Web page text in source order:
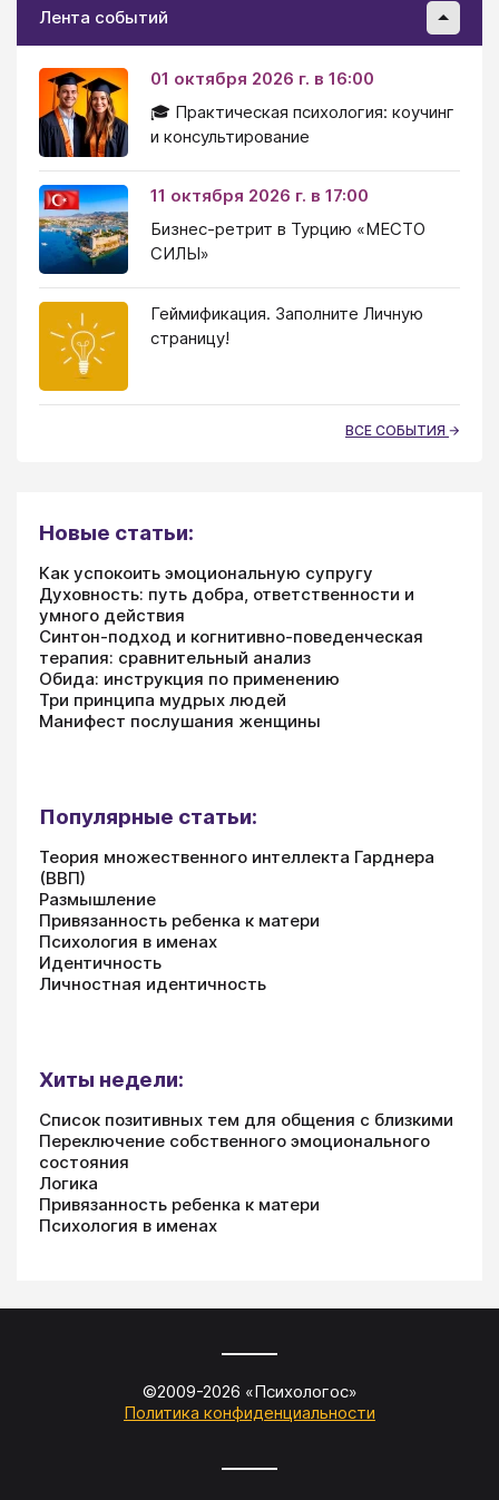
Лента событий
01 октября 2026 г. в 16:00
🎓 Практическая психология: коучинг
и консультирование
11 октября 2026 г. в 17:00
Бизнес-ретрит в Турцию «МЕСТО
СИЛЫ»
Геймификация. Заполните Личную
страницу!
ВСЕ СОБЫТИЯ
Новые статьи:
Как успокоить эмоциональную супругу
Духовность: путь добра, ответственности и
умного действия
Синтон-подход и когнитивно-поведенческая
терапия: сравнительный анализ
Обида: инструкция по применению
Три принципа мудрых людей
Манифест послушания женщины
Популярные статьи:
Теория множественного интеллекта Гарднера
(ВВП)
Размышление
Привязанность ребенка к матери
Психология в именах
Идентичность
Личностная идентичность
Хиты недели:
Список позитивных тем для общения с близкими
Переключение собственного эмоционального
состояния
Логика
Привязанность ребенка к матери
Психология в именах
©2009-2026 «Психологос»
Политика конфиденциальности